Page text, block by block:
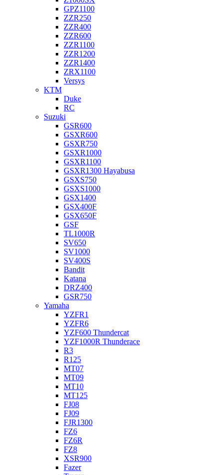
GPZ1100
ZZR250
ZZR400
ZZR600
ZZR1100
ZZR1200
ZZR1400
ZRX1100
Versys
KTM
Duke
RC
Suzuki
GSR600
GSXR600
GSXR750
GSXR1000
GSXR1100
GSXR1300 Hayabusa
GSXS750
GSXS1000
GSX1400
GSX400F
GSX650F
GSF
TL1000R
SV650
SV1000
SV400S
Bandit
Katana
DRZ400
GSR750
Yamaha
YZFR1
YZFR6
YZF600 Thundercat
YZF1000R Thunderace
R3
R125
MT07
MT09
MT10
MT125
FJ08
FJ09
FJR1300
FZ6
FZ6R
FZ8
XSR900
Fazer